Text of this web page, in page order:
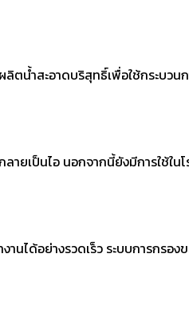
ตน้ำสะอาดบริสุทธิ์เพื่อใช้กระบวน
ยเป็นไอ นอกจากนี้ยังมีการใช้ใน
นได้อย่างรวดเร็ว ระบบการกรอง